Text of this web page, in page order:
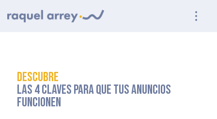
DESCUBRE
LAS 4 CLAVES PARA QUE TUS ANUNCIOS
FUNCIONEN